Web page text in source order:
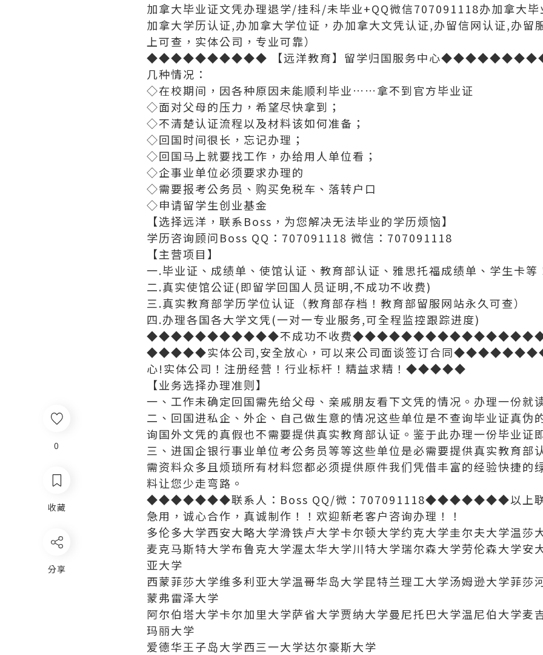
0
收藏
分享
加拿大毕业证文凭办理退学/挂科/未毕业+QQ微信707091118办加拿大
加拿大学历认证,办加拿大学位证，办加拿大文凭认证,办留信网认证,办留
上可查，实体公司，专业可靠）
◆◆◆◆◆◆◆◆◆◆ 【远洋教育】留学归国服务中心
几种情况：
◇在校期间，因各种原因未能顺利毕业……拿不到官方毕业证
◇面对父母的压力，希望尽快拿到；
◇不清楚认证流程以及材料该如何准备；
◇回国时间很长，忘记办理；
◇回国马上就要找工作，办给用人单位看；
◇企事业单位必须要求办理的
◇需要报考公务员、购买免税车、落转户口
◇申请留学生创业基金
【选择远洋，联系Boss，为您解决无法毕业的学历烦恼】
学历咨询顾问Boss QQ：707091118 微信：707091118
【主营项目】
一.毕业证、成绩单、使馆认证、教育部认证、雅思托福成绩单、学生卡等
二.真实使馆公证(即留学回国人员证明,不成功不收费)
三.真实教育部学历学位认证（教育部存档！教育部留服网站永久可查）
四.办理各国各大学文凭(一对一专业服务,可全程监控跟踪进度)
◆◆◆◆◆◆◆◆◆◆◆不成功不收费
◆◆◆◆◆实体公司,安全放心，可以来公司面谈签订合同
心!实体公司！注册经营！行业标杆！精益求精！◆◆◆◆◆
【业务选择办理准则】
一、工作未确定回国需先给父母、亲戚朋友看下文凭的情况。办理一份就
二、回国进私企、外企、自己做生意的情况这些单位是不查询毕业证真伪
询国外文凭的真假也不需要提供真实教育部认证。鉴于此办理一份毕业证
三、进国企银行事业单位考公务员等等这些单位是必需要提供真实教育部
需资料众多且烦琐所有材料您都必须提供原件我们凭借丰富的经验快捷的
料让您少走弯路。
◆◆◆◆◆◆◆联系人：Boss QQ/微：707091118◆◆◆◆◆◆◆以上联
急用，诚心合作，真诚制作！！欢迎新老客户咨询办理！！
多伦多大学西安大略大学滑铁卢大学卡尔顿大学约克大学圭尔夫大学温莎
麦克马斯特大学布鲁克大学渥太华大学川特大学瑞尔森大学劳伦森大学安
亚大学
西蒙菲莎大学维多利亚大学温哥华岛大学昆特兰理工大学汤姆逊大学菲莎
蒙弗雷泽大学
阿尔伯塔大学卡尔加里大学萨省大学贾纳大学曼尼托巴大学温尼伯大学麦
玛丽大学
爱德华王子岛大学西三一大学达尔豪斯大学